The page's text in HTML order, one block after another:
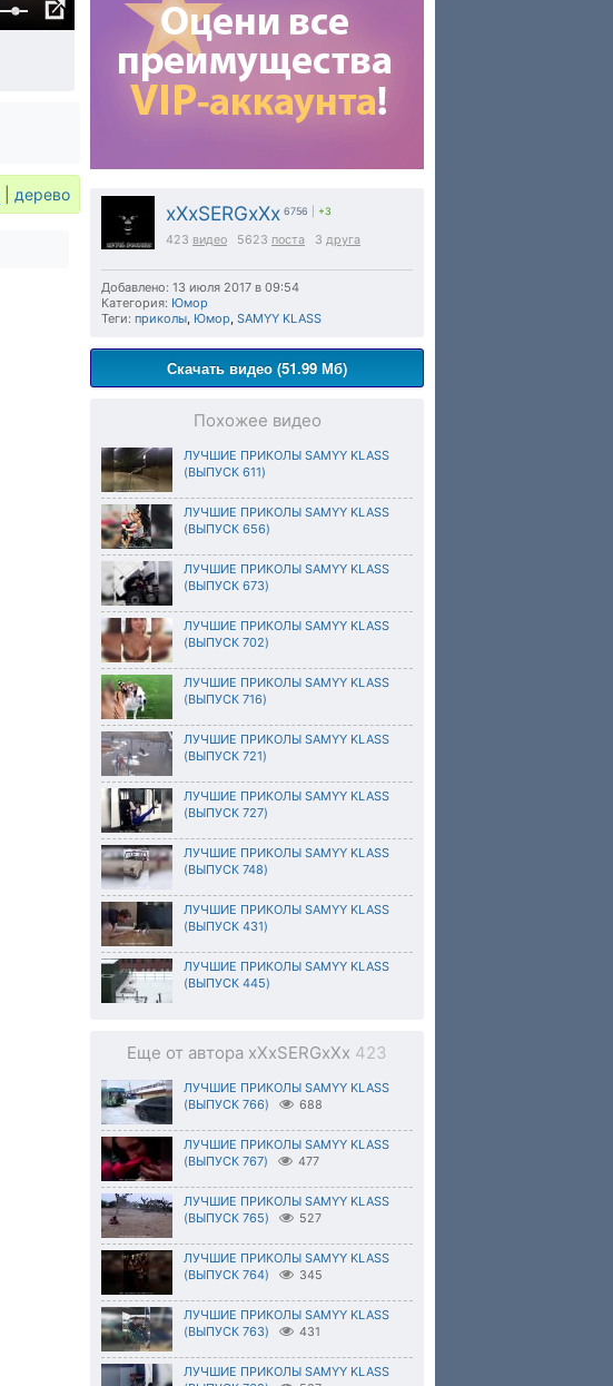
xXxSERGxXx 6756 +3
423 видео 5623 поста 3 друга
Добавлено: 13 июля 2017 в 09:54
Категория: Юмор
Теги: приколы, Юмор, SAMYY KLASS
Скачать видео (51.99 Мб)
Похожее видео
ЛУЧШИЕ ПРИКОЛЫ SAMYY KLASS
(ВЫПУСК 611)
ЛУЧШИЕ ПРИКОЛЫ SAMYY KLASS
(ВЫПУСК 656)
ЛУЧШИЕ ПРИКОЛЫ SAMYY KLASS
(ВЫПУСК 673)
ЛУЧШИЕ ПРИКОЛЫ SAMYY KLASS
(ВЫПУСК 702)
ЛУЧШИЕ ПРИКОЛЫ SAMYY KLASS
(ВЫПУСК 716)
ЛУЧШИЕ ПРИКОЛЫ SAMYY KLASS
(ВЫПУСК 721)
ЛУЧШИЕ ПРИКОЛЫ SAMYY KLASS
(ВЫПУСК 727)
ЛУЧШИЕ ПРИКОЛЫ SAMYY KLASS
(ВЫПУСК 748)
ЛУЧШИЕ ПРИКОЛЫ SAMYY KLASS
(ВЫПУСК 431)
ЛУЧШИЕ ПРИКОЛЫ SAMYY KLASS
(ВЫПУСК 445)
Еще от автора xXxSERGxXx 423
ЛУЧШИЕ ПРИКОЛЫ SAMYY KLASS
(ВЫПУСК 766)
688
ЛУЧШИЕ ПРИКОЛЫ SAMYY KLASS
(ВЫПУСК 767)
477
ЛУЧШИЕ ПРИКОЛЫ SAMYY KLASS
(ВЫПУСК 765)
527
ЛУЧШИЕ ПРИКОЛЫ SAMYY KLASS
(ВЫПУСК 764)
345
ЛУЧШИЕ ПРИКОЛЫ SAMYY KLASS
(ВЫПУСК 763)
431
ЛУЧШИЕ ПРИКОЛЫ SAMYY KLASS
дерево